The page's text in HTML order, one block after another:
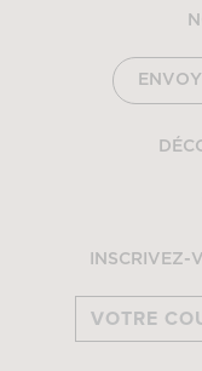
INSCRIVEZ-